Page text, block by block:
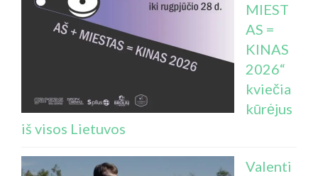
MIEST
AS =
KINAS
2026“
kviečia
kūrėjus
iš visos Lietuvos
Valenti